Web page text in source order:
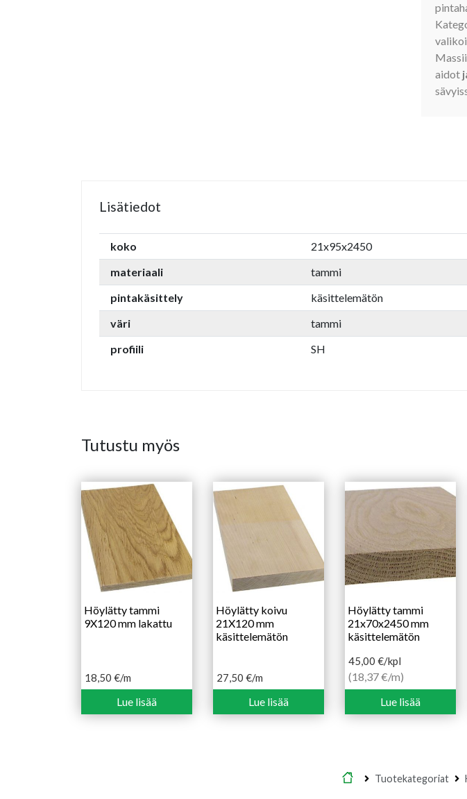
aidot
Lisätiedot
koko
21x95x2450
materiaali
tammi
pintakäsittely
käsittelemätön
väri
tammi
profiili
SH
Tutustu myös
Höylätty tammi
9X120 mm lakattu
18,50 €/m
Lue lisää
Höylätty koivu
21X120 mm
käsittelemätön
27,50 €/m
Lue lisää
Höylätty tammi
21x70x2450 mm
käsittelemätön
45,00 €/kpl
(18,37 €/m)
Lue lisää
Etusivu
Tuotekategoriat